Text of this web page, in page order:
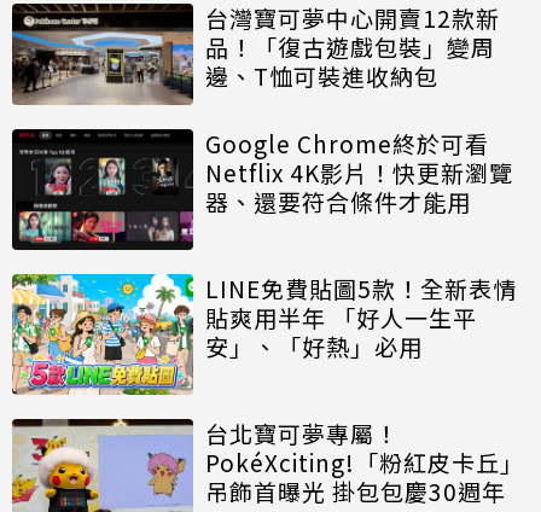
台灣寶可夢中心開賣12款新
品！「復古遊戲包裝」變周
邊、T恤可裝進收納包
Google Chrome終於可看
Netflix 4K影片！快更新瀏覽
器、還要符合條件才能用
LINE免費貼圖5款！全新表情
貼爽用半年 「好人一生平
安」、「好熱」必用
台北寶可夢專屬！
PokéXciting!「粉紅皮卡丘」
吊飾首曝光 掛包包慶30週年